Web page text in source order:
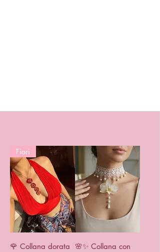
Fiori
🌹 Collana dorata
🌸✨ Collana con